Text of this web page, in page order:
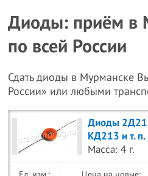
Диоды: приём в
по всей России
Сдать диоды в Мурманске
России» или любыми
Диоды
КД213 и т. п.
Масса: 4 г.